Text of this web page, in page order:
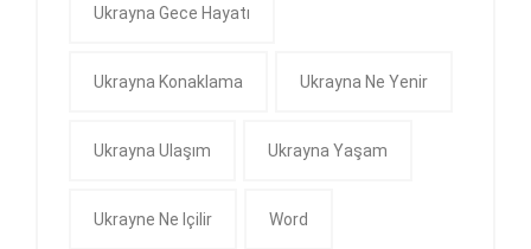
Ukrayna Gece Hayatı
Ukrayna Konaklama Ukrayna Ne Yenir
Ukrayna Ulaşım Ukrayna Yaşam
Ukrayne Ne Içilir Word